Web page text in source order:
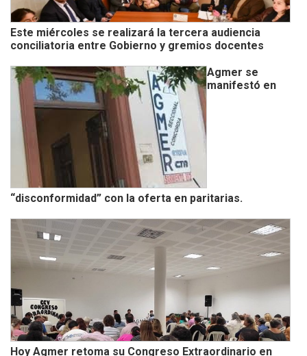
Este miércoles se realizará la tercera audiencia
conciliatoria entre Gobierno y gremios docentes
Agmer se
manifestó en
“disconformidad” con la oferta en paritarias.
Hoy Agmer retoma su Congreso Extraordinario en